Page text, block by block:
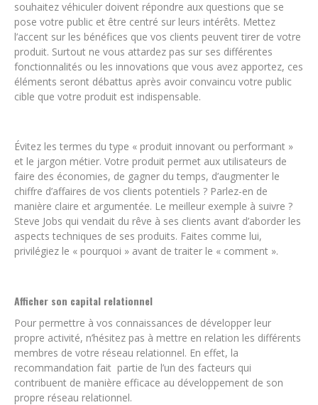
souhaitez véhiculer doivent répondre aux questions que se
pose votre public et être centré sur leurs intérêts. Mettez
l’accent sur les bénéfices que vos clients peuvent tirer de votre
produit. Surtout ne vous attardez pas sur ses différentes
fonctionnalités ou les innovations que vous avez apportez, ces
éléments seront débattus après avoir convaincu votre public
cible que votre produit est indispensable.
Évitez les termes du type « produit innovant ou performant »
et le jargon métier. Votre produit permet aux utilisateurs de
faire des économies, de gagner du temps, d’augmenter le
chiffre d’affaires de vos clients potentiels ? Parlez-en de
manière claire et argumentée. Le meilleur exemple à suivre ?
Steve Jobs qui vendait du rêve à ses clients avant d’aborder les
aspects techniques de ses produits. Faites comme lui,
privilégiez le « pourquoi » avant de traiter le « comment ».
Afficher son capital relationnel
Pour permettre à vos connaissances de développer leur
propre activité, n’hésitez pas à mettre en relation les différents
membres de votre réseau relationnel. En effet, la
recommandation fait partie de l’un des facteurs qui
contribuent de manière efficace au développement de son
propre réseau relationnel.